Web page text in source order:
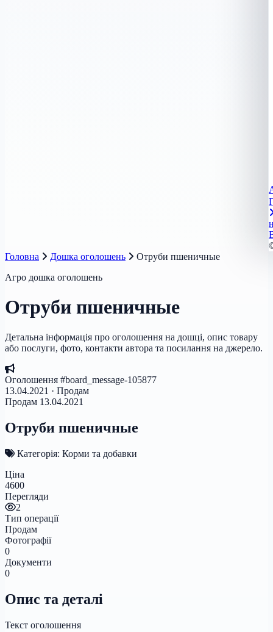
Головна
Дошка оголошень
Отруби пшеничные
Агро дошка оголошень
Отруби пшеничные
Детальна інформація про оголошення на дошці, опис товару
або послуги, фото, контакти автора та посилання на джерело.
Оголошення #board_message-105877
13.04.2021 · Продам
Продам 13.04.2021
Отруби пшеничные
Категорія: Корми та добавки
Ціна
4600
Перегляди
2
Тип операції
Продам
Фотографії
0
Документи
0
Опис та деталі
Текст оголошення